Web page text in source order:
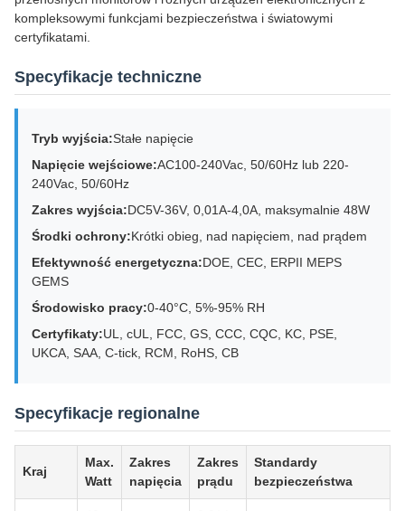
kompleksowymi funkcjami bezpieczeństwa i światowymi
certyfikatami.
Specyfikacje techniczne
Tryb wyjścia:Stałe napięcie
Napięcie wejściowe:AC100-240Vac, 50/60Hz lub 220-
240Vac, 50/60Hz
Zakres wyjścia:DC5V-36V, 0,01A-4,0A, maksymalnie 48W
Środki ochrony:Krótki obieg, nad napięciem, nad prądem
Efektywność energetyczna:DOE, CEC, ERPII MEPS
GEMS
Środowisko pracy:0-40°C, 5%-95% RH
Certyfikaty:UL, cUL, FCC, GS, CCC, CQC, KC, PSE,
UKCA, SAA, C-tick, RCM, RoHS, CB
Specyfikacje regionalne
Kraj
Max.
Watt
Zakres
napięcia
Zakres
prądu
Standardy
bezpieczeństwa